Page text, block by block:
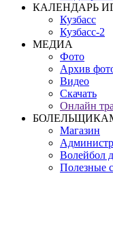
КАЛЕНДАРЬ
Кузбасс
Кузбасс-2
МЕДИА
Фото
Архив
Видео
Скачать
Онлайн
Магазин
Волейбол
Полезные